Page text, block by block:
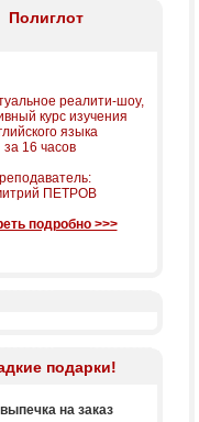
Полиглот
реалити-шоу,
курс изучения
языка
за 16 часов
ПЕТРОВ
подробно >>>
подарки!
на заказ